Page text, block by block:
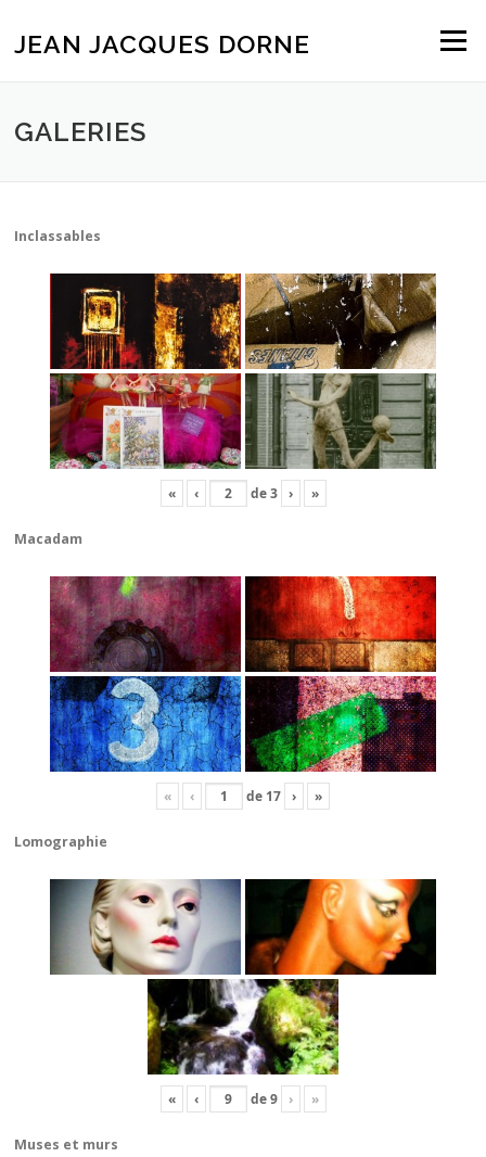
contenu
JEAN JACQUES DORNE Menu
GALERIES
Inclassables
« ‹ de3 › »
Macadam
« ‹ de 17 › »
Lomographie
« ‹ de9 › »
Muses et murs